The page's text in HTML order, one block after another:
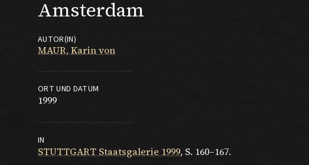
Amsterdam
AUTOR(IN)
MAUR, Karin von
ORT UND DATUM
1999
IN
STUTTGART Staatsgalerie 1999, S. 160–167.